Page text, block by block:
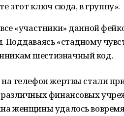
этот ключ сюда, в группу».
«участники» данной
Поддаваясь «стадному
шестизначный код.
на телефон жертвы стали
различных финансовых
женщины удалось